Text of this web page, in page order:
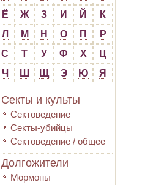
Ё
Ж З И Й
К
Л
М Н О П
Р
С
Т У Ф Х
Ц
Ч
Ш Щ Э Ю Я
Секты и культы
Сектоведение
Секты-убийцы
Сектоведение / общее
Долгожители
Мормоны